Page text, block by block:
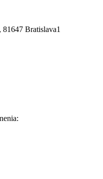
Bratislava1